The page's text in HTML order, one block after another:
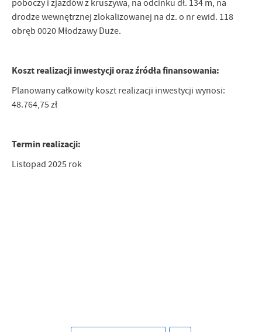
poboczy i zjazdów z kruszywa, na odcinku dł. 134 m, na
drodze wewnętrznej zlokalizowanej na dz. o nr ewid. 118
obręb 0020 Młodzawy Duże.
Koszt realizacji inwestycji oraz źródła finansowania:
Planowany całkowity koszt realizacji inwestycji wynosi:
48.764,75 zł
Termin realizacji:
Listopad 2025 rok
treści w postaci wiadomości, ofert, komunikatów mediów
społecznościowych.